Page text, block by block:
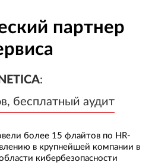
партнер
:
бесплатный аудит
лидов, бесплатный
более 15 флайтов по HR-
в крупнейшей компании в
кибербезопасности